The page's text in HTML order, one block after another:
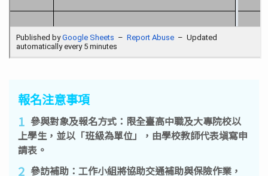
報名注意事項
1 參與對象及報名方式：限全臺高中職及大專院校以
上學生，並以「班級為單位」，由學校教師代表塡寫申
請表。
2 參訪補助：工作小組將協助交通補助與保險作業，